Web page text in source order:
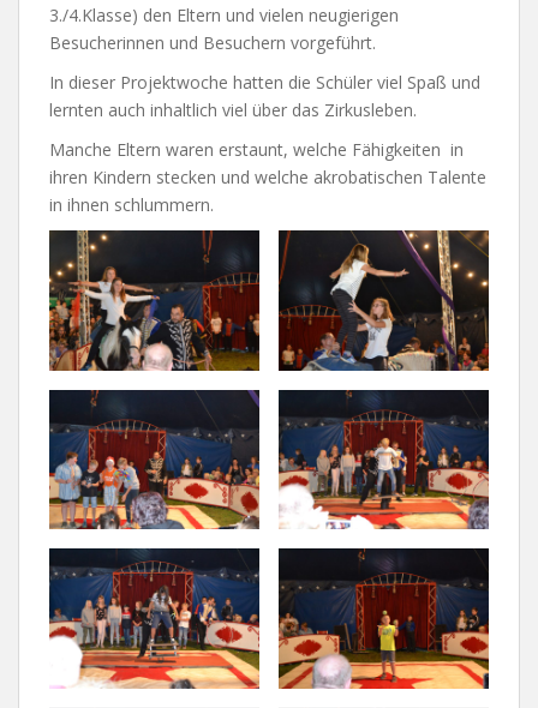
3./4.Klasse) den Eltern und vielen neugierigen
Besucherinnen und Besuchern vorgeführt.
In dieser Projektwoche hatten die Schüler viel Spaß und
lernten auch inhaltlich viel über das Zirkusleben.
Manche Eltern waren erstaunt, welche Fähigkeiten in
ihren Kindern stecken und welche akrobatischen Talente
in ihnen schlummern.